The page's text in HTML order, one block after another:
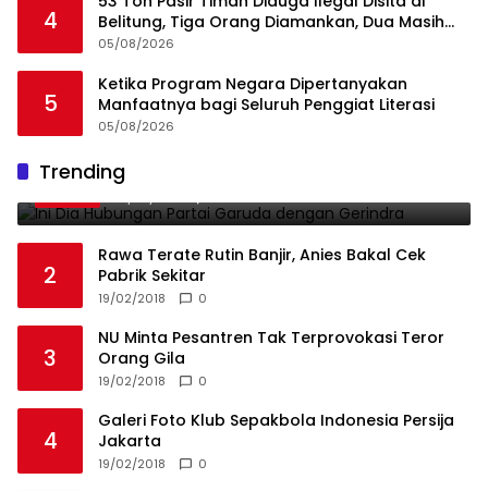
4
Belitung, Tiga Orang Diamankan, Dua Masih
Diburu
05/08/2026
5
Ketika Program Negara Dipertanyakan
Manfaatnya bagi Seluruh Penggiat Literasi
05/08/2026
Trending
1
Gerindra
19/02/2018 0
2
Rawa Terate Rutin Banjir, Anies Bakal Cek
Pabrik Sekitar
19/02/2018 0
3
NU Minta Pesantren Tak Terprovokasi Teror
Orang Gila
19/02/2018 0
4
Galeri Foto Klub Sepakbola Indonesia Persija
Jakarta
19/02/2018 0